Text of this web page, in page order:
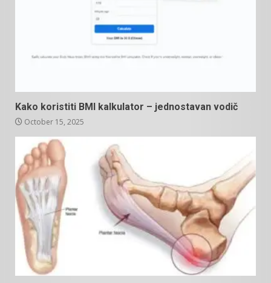
Kako koristiti BMI kalkulator – jednostavan vodič
October 15, 2025